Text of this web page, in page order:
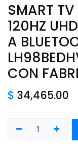
SMART
120HZ
A
CON
$ 34,465.00